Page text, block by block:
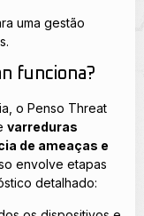
uma gestão
funciona?
o Penso Threat
varreduras
de ameaças e
envolve etapas
detalhado: